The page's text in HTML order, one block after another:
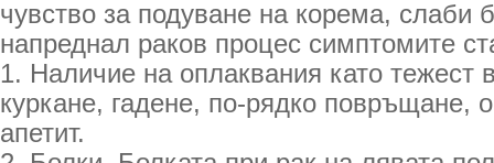
чувство за подуване на корема, слаби
напреднал раков процес симптомите
1. Наличие на оплаквания като тежест
куркане, гадене, по-рядко повръщане,
апетит.